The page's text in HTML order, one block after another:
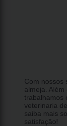
Com nossos
almeja.
trabalhamos
veterinaria
saiba mais
satisfação!